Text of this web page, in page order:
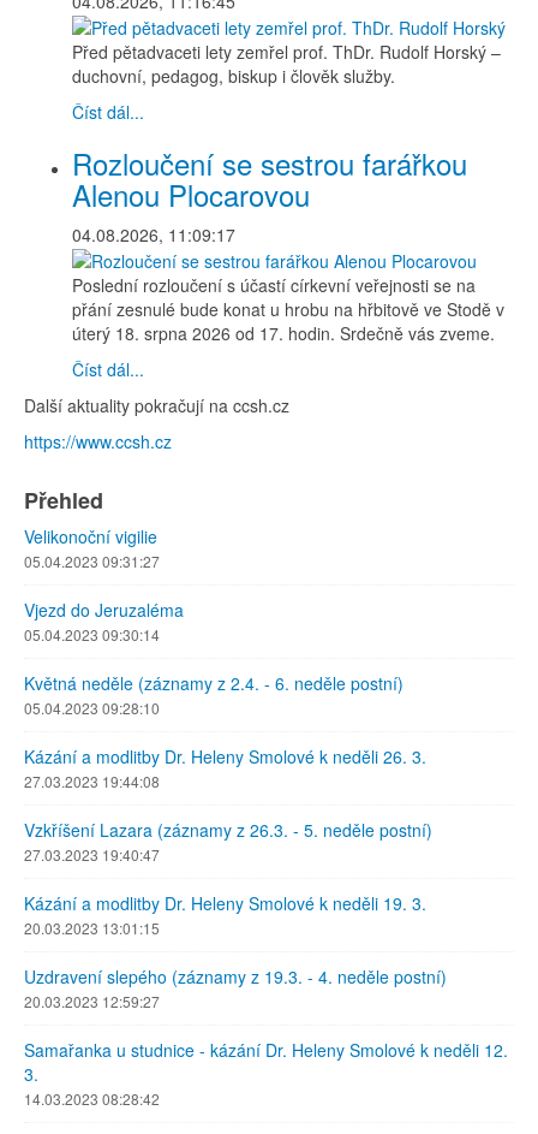
Před pětadvaceti lety zemřel prof. ThDr. Rudolf Horský –
duchovní, pedagog, biskup i člověk služby.
Číst dál...
Rozloučení se sestrou farářkou
Alenou Plocarovou
04.08.2026, 11:09:17
Poslední rozloučení s účastí církevní veřejnosti se na
přání zesnulé bude konat u hrobu na hřbitově ve Stodě v
úterý 18. srpna 2026 od 17. hodin. Srdečně vás zveme.
Číst dál...
Další aktuality pokračují na ccsh.cz
https://www.ccsh.cz
Přehled
Velikonoční vigilie
05.04.2023 09:31:27
Vjezd do Jeruzaléma
05.04.2023 09:30:14
Květná neděle (záznamy z 2.4. - 6. neděle postní)
05.04.2023 09:28:10
Kázání a modlitby Dr. Heleny Smolové k neděli 26. 3.
27.03.2023 19:44:08
Vzkříšení Lazara (záznamy z 26.3. - 5. neděle postní)
27.03.2023 19:40:47
Kázání a modlitby Dr. Heleny Smolové k neděli 19. 3.
20.03.2023 13:01:15
Uzdravení slepého (záznamy z 19.3. - 4. neděle postní)
20.03.2023 12:59:27
Samařanka u studnice - kázání Dr. Heleny Smolové k neděli 12.
3.
14.03.2023 08:28:42